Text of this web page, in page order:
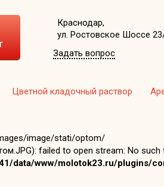
Краснодар,
ул. Ростовское Шоссе
Задать вопрос
Цветной кладочный раствор
image/stati/optom/
failed to open stream: No such
data/www/molotok23.ru/plugins/